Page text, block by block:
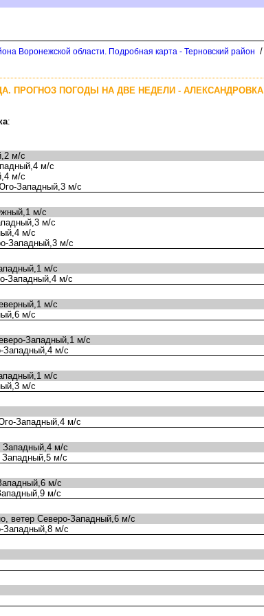
Воронежской области. Подробная карта - Терновский район /
ПРОГНОЗ ПОГОДЫ НА ДВЕ НЕДЕЛИ - АЛЕКСАНДРОВКА
:
м/с
м/с
м/с
Западный,3 м/с
м/с
м/с
м/с
Западный,3 м/с
м/с
Западный,4 м/с
м/с
м/с
Западный,1 м/с
Западный,4 м/с
м/с
м/с
Западный,4 м/с
м/с
м/с
м/с
м/с
ветер Северо-Западный,6 м/с
Западный,8 м/с